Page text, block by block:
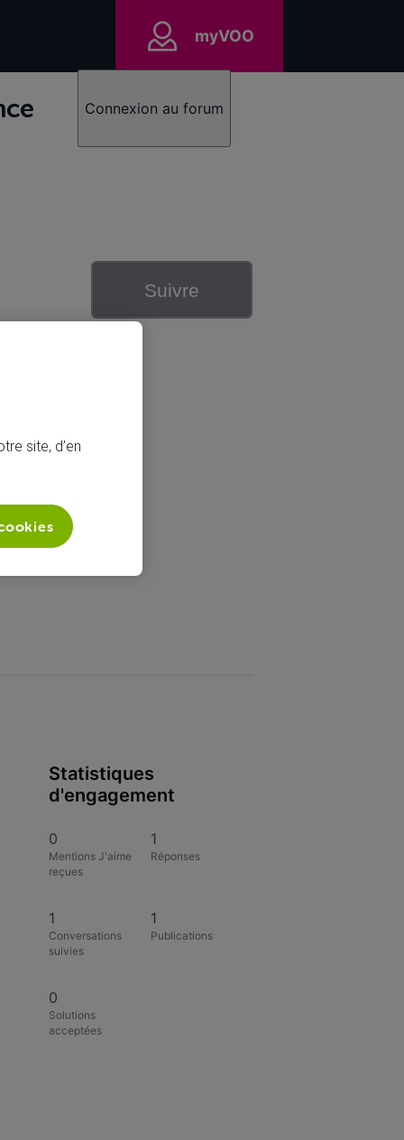
myVOO
Connexion au forum
Suivre
Statistiques
d'engagement
0
Mentions J'aime
reçues
1
Réponses
1
Conversations
suivies
1
Publications
0
Solutions
acceptées
site, d’en